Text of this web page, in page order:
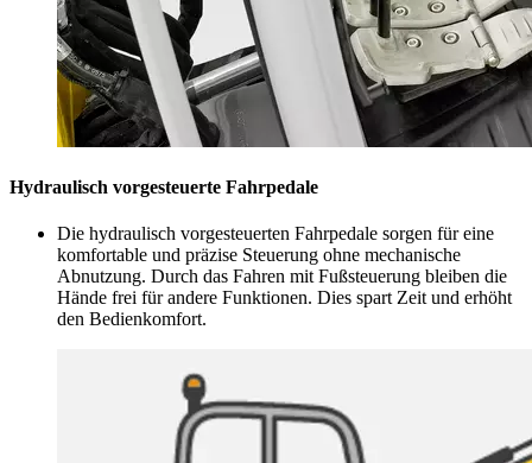
Hydraulisch vorgesteuerte Fahrpedale
Die hydraulisch vorgesteuerten Fahrpedale sorgen für eine
komfortable und präzise Steuerung ohne mechanische
Abnutzung. Durch das Fahren mit Fußsteuerung bleiben die
Hände frei für andere Funktionen. Dies spart Zeit und erhöht
den Bedienkomfort.